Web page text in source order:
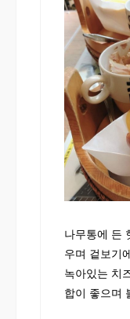
나무통에 든
우며 겉보기
녹아있는 치
합이 좋으며